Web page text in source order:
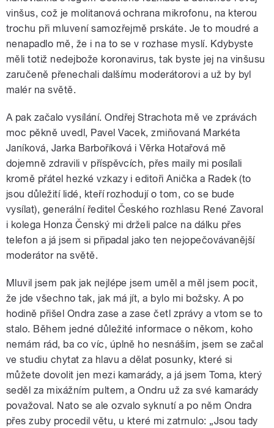
vinšus, což je molitanová ochrana mikrofonu, na kterou
trochu při mluvení samozřejmě prskáte. Je to moudré a
nenapadlo mě, že i na to se v rozhase myslí. Kdybyste
mě li totiž nedejbože koronavirus, tak byste jej na vinšusu
zaručeně přenechali dalšímu moderátorovi a už by byl
malér na světě.
A pak začalo vysílání. Ond řej Strachota mě ve zprávách
moc pěkně uvedl, Pavel Vacek, zmiňovaná Markéta
Janíková, Jarka Barboříková i Věrka Hotařová mě
dojemně zdravili v příspěvcích, přes maily mi posílali
kromě přátel hezké vzkazy i editoři Anička a Radek (to
jsou důležití lidé, kteří rozhodují o tom, co se bude
vysílat), generální ředitel Českého rozhlasu RenéZavoral
i kolega HonzaČenský mi drželi palce na dálku přes
telefon a já jsem si připadal jako ten nejopečovávanější
moderátor na světě.
Mluvil jsem pak jak nejlépe jsem uměl a měl jsem pocit,
že jde všechno tak, jak má jít, a bylo mi božsky. A po
hodině přišel Ondra zase a zase četl zprávy a vtom se to
stalo. Během jedné důležité informace o někom, koho
nemám rád, ba co víc, úplně ho nesnáším, jsem se začal
ve studiu chytat za hlavu a dělat posunky, které si
můžete dovolit jen mezi kamarády, a já jsem Toma, který
seděl za mixážním pultem, a Ondru už za své kamarády
považoval. Nato se ale ozvalo syknutí a po něm Ondra
přes zuby procedil větu, u které mi zatrnulo: „Jsou tady